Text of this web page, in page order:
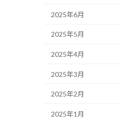
2025年6月
2025年5月
2025年4月
2025年3月
2025年2月
2025年1月